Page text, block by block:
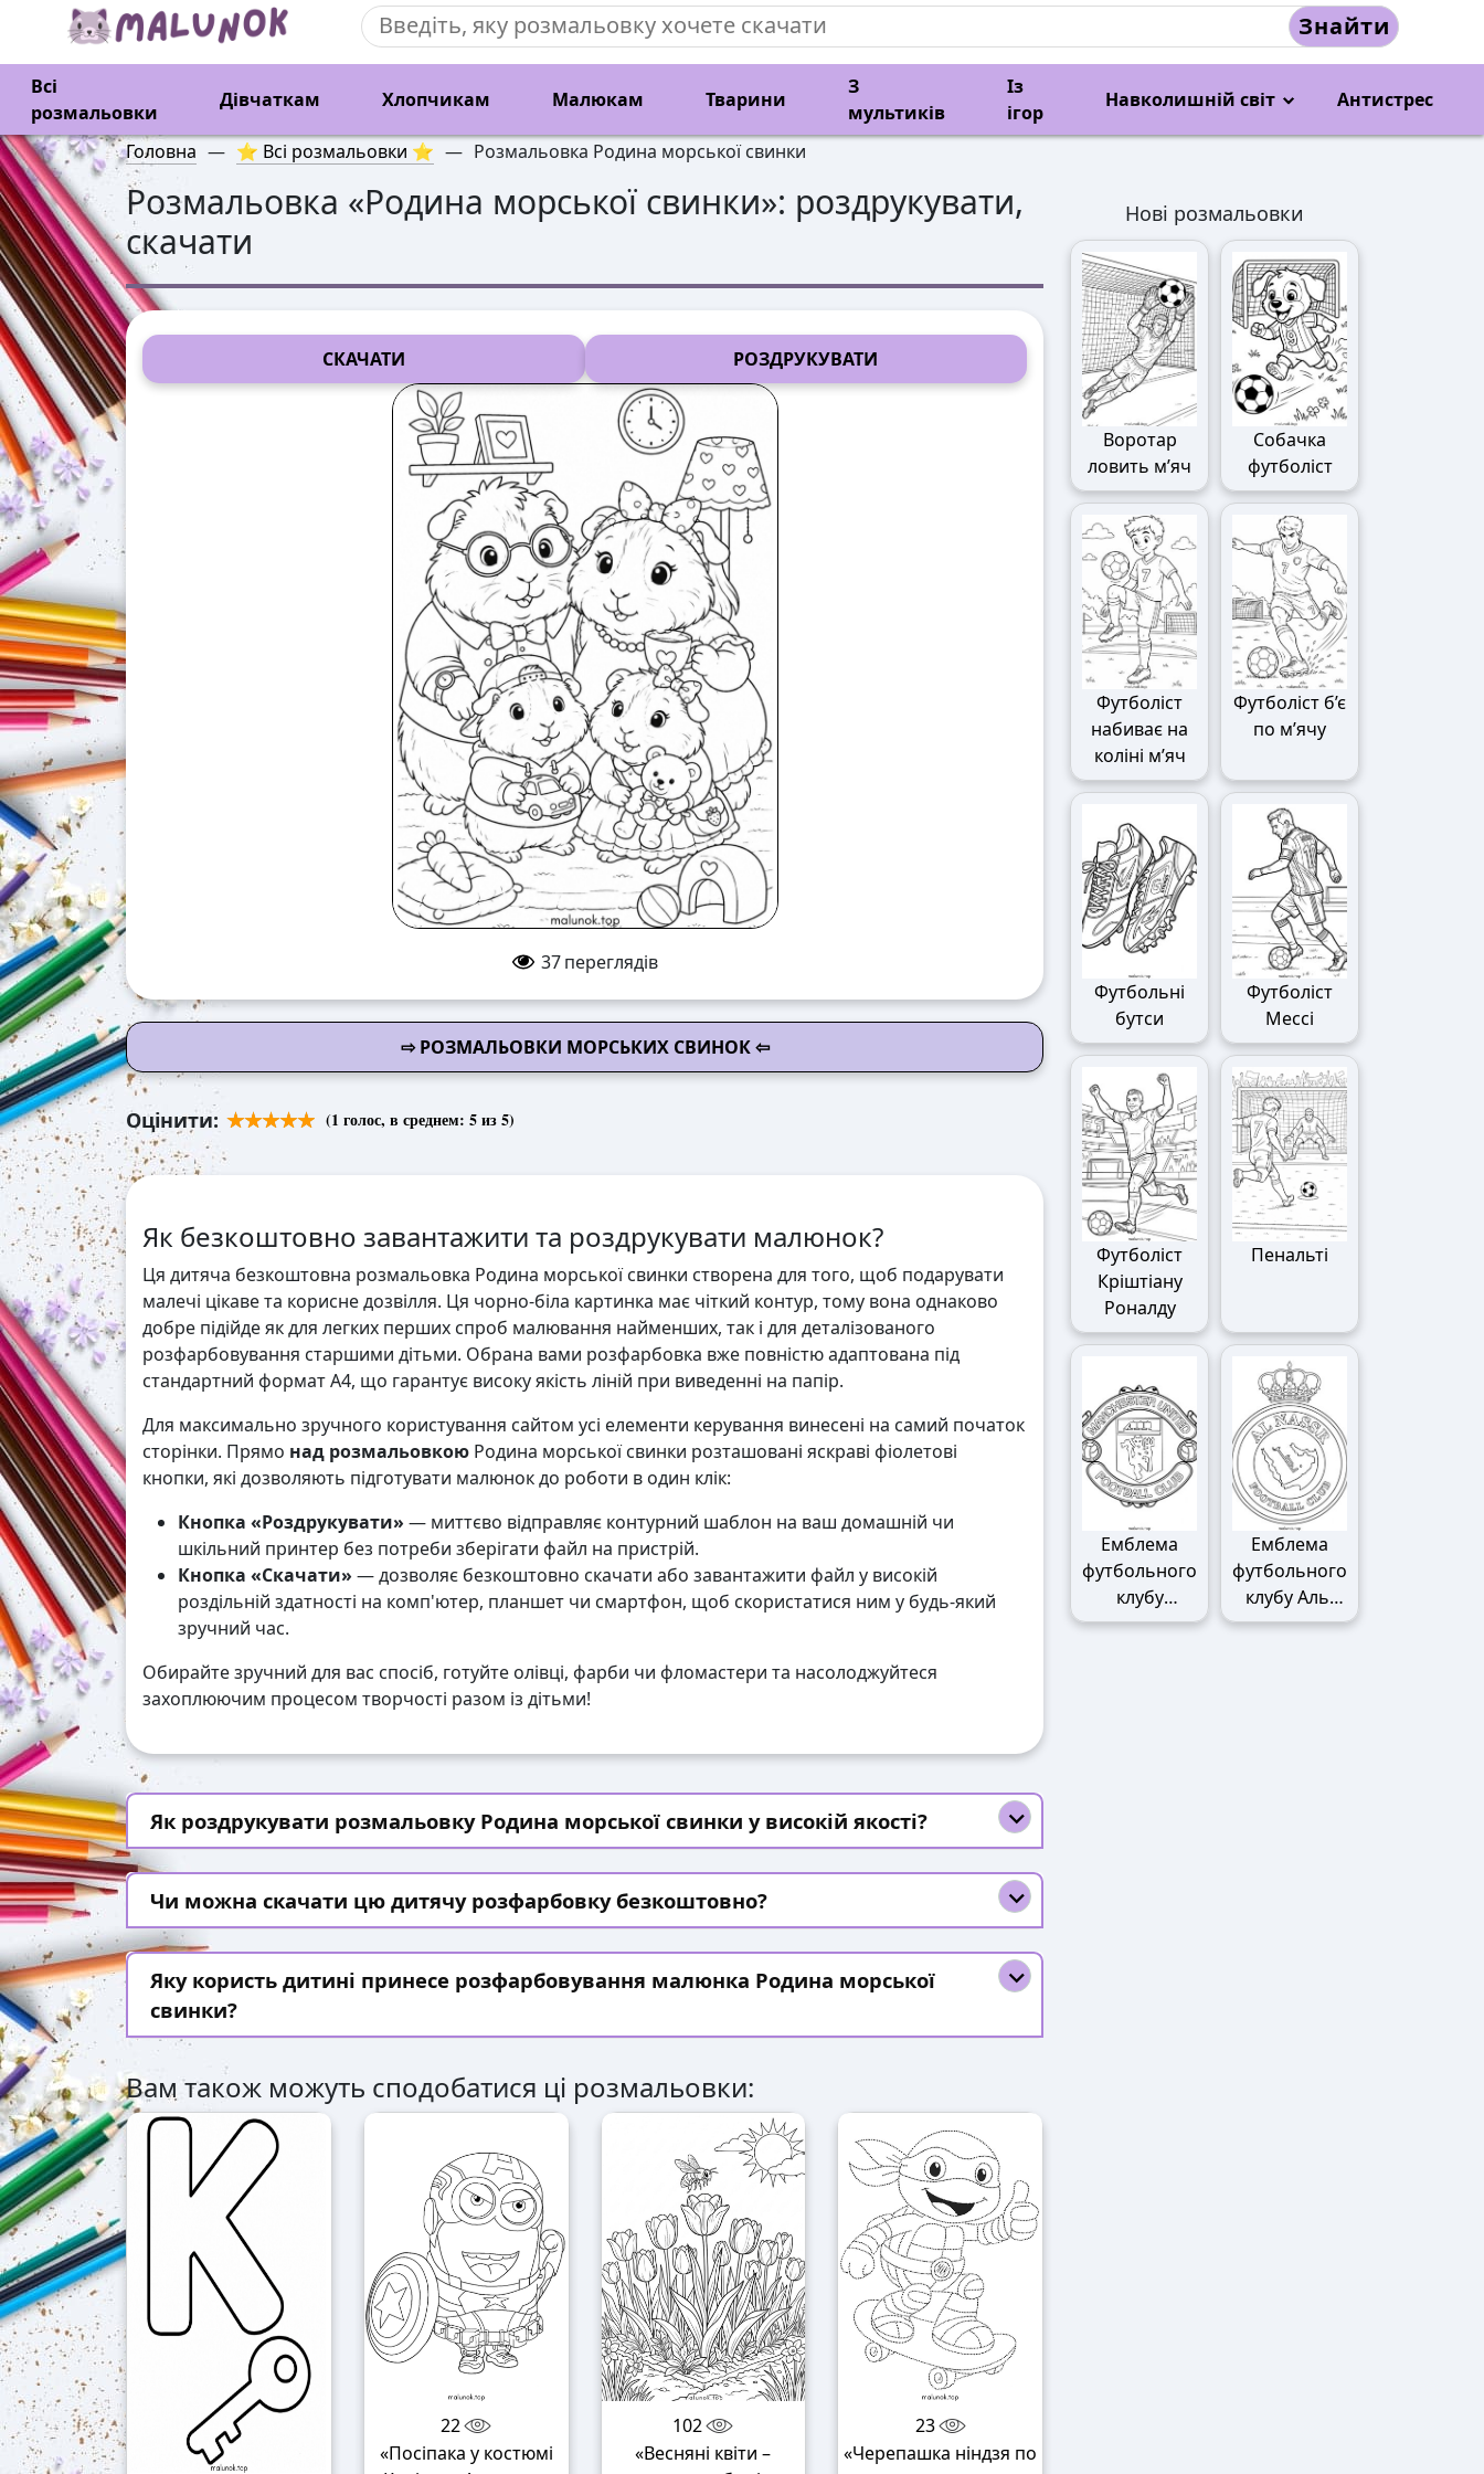
Знайти
Всі
розмальовки
Дівчаткам Хлопчикам Малюкам Тварини
З
мультиків
Із
ігор
Навколишній світ Антистрес
Головна — ⭐ Всі розмальовки ⭐ — Розмальовка Родина морської свинки
Розмальовка «Родина морської свинки»: роздрукувати,
скачати
СКАЧАТИ РОЗДРУКУВАТИ
37 переглядів
⇨ РОЗМАЛЬОВКИ МОРСЬКИХ СВИНОК ⇦
Оцінити: (1 голос, в среднем: 5из 5)
Як безкоштовно завантажити та роздрукувати малюнок?
Ця дитяча безкоштовна розмальовка Родина морської свинки створена для того, щоб подарувати
малечі цікаве та корисне дозвілля. Ця чорно-біла картинка має чіткий контур, тому вона однаково
добре підійде як для легких перших спроб малювання найменших, так і для деталізованого
розфарбовування старшими дітьми. Обрана вами розфарбовка вже повністю адаптована під
стандартний формат А4, що гарантує високу якість ліній при виведенні на папір.
Для максимально зручного користування сайтом усі елементи керування винесені на самий початок
сторінки. Прямо над розмальовкою Родина морської свинки розташовані яскраві фіолетові
кнопки, які дозволяють підготувати малюнок до роботи в один клік:
Кнопка «Роздрукувати» — миттєво відправляє контурний шаблон на ваш домашній чи
шкільний принтер без потреби зберігати файл на пристрій.
Кнопка «Скачати» — дозволяє безкоштовно скачати або завантажити файл у високій
роздільній здатності на комп'ютер, планшет чи смартфон, щоб скористатися ним у будь-який
зручний час.
Обирайте зручний для вас спосіб, готуйте олівці, фарби чи фломастери та насолоджуйтеся
захоплюючим процесом творчості разом із дітьми!
Як роздрукувати розмальовку Родина морської свинки у високій якості?
Чи можна скачати цю дитячу розфарбовку безкоштовно?
Яку користь дитині принесе розфарбовування малюнка Родина морської
свинки?
Вам також можуть сподобатися ці розмальовки:
22
«Посіпака у костюмі
102
«Весняні квіти –
23
«Черепашка ніндзя по
Нові розмальовки
Воротар
ловить м’яч
Собачка
футболіст
Футболіст
набиває на
коліні м’яч
Футболіст б’є
по м’ячу
Футбольні
бутси
Футболіст
Мессі
Футболіст
Кріштіану
Роналду
Пенальті
Емблема
футбольного
клубу
Манчестер
Емблема
футбольного
клубу Аль-
Наср